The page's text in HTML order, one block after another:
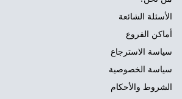
الأسئلة الشائعة
أماكن الفروع
سياسة الاسترجاع
سياسة الخصوصية
الشروط والأحكام